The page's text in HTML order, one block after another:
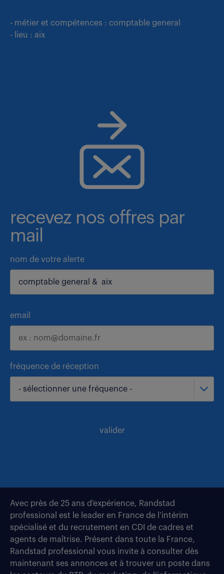
- métier et compétences : comptable general
- lieu : aix
recevez nos offres par
mail
nom de votre alerte
email
fréquence de réception
- sélectionner une fréquence -
valider
Avec près de 25 ans d’expérience, Randstad
professional est le leader en France de l’intérim
spécialisé et du recrutement en CDI de cadres et
agents de maîtrise. Présent dans toute la France,
Randstad professional vous invite à consulter dès
maintenant ses annonces et à trouver un poste dans